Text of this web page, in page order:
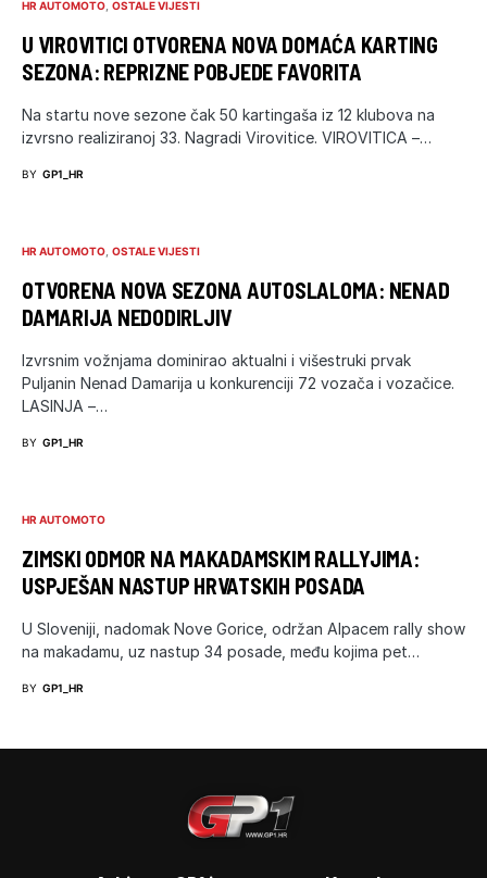
HR AUTOMOTO OSTALE VIJESTI
U VIROVITICI OTVORENA NOVA DOMAĆA KARTING
SEZONA: REPRIZNE POBJEDE FAVORITA
Na startu nove sezone čak 50 kartingaša iz 12 klubova na
izvrsno realiziranoj 33. Nagradi Virovitice. VIROVITICA –…
BY GP1_HR
HR AUTOMOTO OSTALE VIJESTI
OTVORENA NOVA SEZONA AUTOSLALOMA: NENAD
DAMARIJA NEDODIRLJIV
Izvrsnim vožnjama dominirao aktualni i višestruki prvak
Puljanin Nenad Damarija u konkurenciji 72 vozača i vozačice.
LASINJA –…
BY GP1_HR
HR AUTOMOTO
ZIMSKI ODMOR NA MAKADAMSKIM RALLYJIMA:
USPJEŠAN NASTUP HRVATSKIH POSADA
U Sloveniji, nadomak Nove Gorice, održan Alpacem rally show
na makadamu, uz nastup 34 posade, među kojima pet…
BY GP1_HR